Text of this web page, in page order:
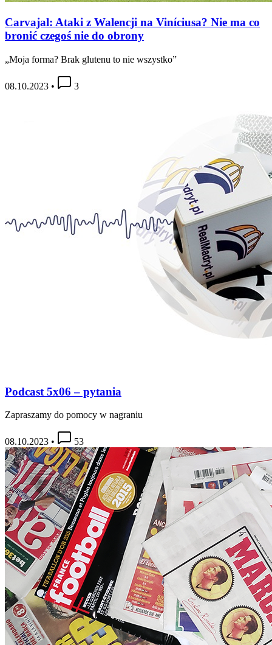
Carvajal: Ataki z Walencji na Viníciusa? Nie ma co
bronić czegoś nie do obrony
„Moja forma? Brak glutenu to nie wszystko”
08.10.2023 • 3
Podcast 5x06 – pytania
Zapraszamy do pomocy w nagraniu
08.10.2023 • 53